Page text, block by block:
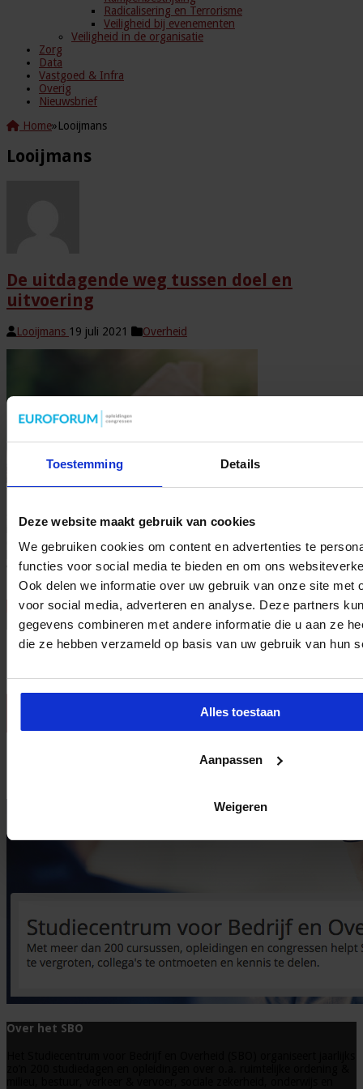
Toestemming Details
Deze website maakt gebruik van cookies
We gebruiken cookies om content en advertenties te
functies voor social media te bieden en om ons
Ook delen we informatie over uw gebruik van onze site met
voor social media, adverteren en analyse. Deze partners
gegevens combineren met andere informatie die u aan ze
die ze hebben verzameld op basis van uw gebruik van hun
Alles toestaan
Aanpassen
Weigeren
Radicalisering en Terrorisme
Veiligheid bij evenementen
Veiligheid in de organisatie
Zorg
Data
Vastgoed & Infra
Overig
Nieuwsbrief
Home»Looijmans
Looijmans
De uitdagende weg tussen doel en
uitvoering
Looijmans 19 juli 2021 Overheid
samenspraak met belanghebbenden zoals inwoners, organisaties,
instellingen en andere gemeenten en overheden. Dit geldt ook voor
de opgaven en uitdagingen binnen het sociaal domein. De meer
klassieke rol van de beleidsadviseur evolueert daarbij van
vakdeskundige beleidsmaker naar regisseur en verbinder. Peter Paul
Doodkorte, senioradviseur bij Vondel & Nassau en Regiadviseur …
Lees verder »
Nieuwsbrief
Over het SBO